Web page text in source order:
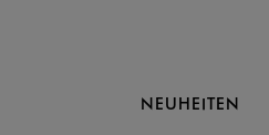
NEUHEITEN